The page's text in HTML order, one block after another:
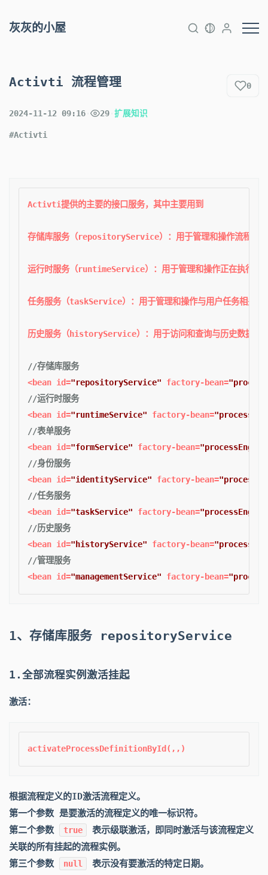
灰灰的小屋
Activti 流程管理 0
2024-11-12 09:16 29 扩展知识
#Activti
Activti提供的主要的接口服务，其中主要用到
存储库服务（repositoryService）：用于管理和操作流程定义
运行时服务（runtimeService）：用于管理和操作正在执行的
任务服务（taskService）：用于管理和操作与用户任务相关的
历史服务（historyService）：用于访问和查询与历史数据相关
//存储库服务
<bean id="repositoryService" factory-bean=
//运行时服务
<bean id="runtimeService" factory-bean=
//表单服务
<bean id="formService" factory-bean=
//身份服务
<bean id="identityService" factory-bean=
//任务服务
<bean id="taskService" factory-bean=
//历史服务
<bean id="historyService" factory-bean=
//管理服务
<bean id="managementService" factory-bean=
1、存储库服务 repositoryService
1.全部流程实例激活挂起
激活：
根据流程定义的ID激活流程定义。
第一个参数 是要激活的流程定义的唯一标识符。
第二个参数
true
表示级联激活，即同时激活与该流程定义
关联的所有挂起的流程实例。
第三个参数
null 表示没有要激活的特定日期。